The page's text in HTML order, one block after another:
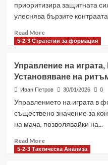
голове,
Роли
натиск
в
5-
2-
приоритизира защитната
улеснява бързите
Read MoreRead
more
2-
3
формация:
Видео
анализ,
на
игри
5-2-3 Стратегии за формация
Управление на
Установяване на
Иван Петров 30/01/2026 0
Управлението на играта в
съществено значение за
на мача, позволявайки на...
Read MoreRead
more
5-2-3 Тактическа Анализа